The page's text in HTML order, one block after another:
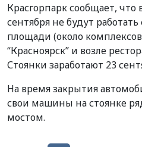
Красгорпарксообщает, что
сентября не будут
площади (около
“Красноярск” и возле
Стоянки заработают 23
На время закрытия
свои машины на стоянке
мостом.